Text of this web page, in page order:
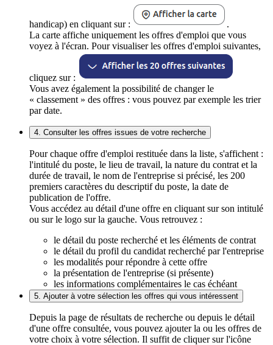
handicap) en cliquant sur :
.
La carte affiche uniquement les offres d'emploi que vous
voyez à l'écran. Pour visualiser les offres d'emploi suivantes,
cliquez sur :
Vous avez également la possibilité de changer le
« classement » des offres : vous pouvez par exemple les trier
par date.
4. Consulter les offres issues de votre recherche
Pour chaque offre d'emploi restituée dans la liste, s'affichent :
l'intitulé du poste, le lieu de travail, la nature du contrat et la
durée de travail, le nom de l'entreprise si précisé, les 200
premiers caractères du descriptif du poste, la date de
publication de l'offre.
Vous accédez au détail d'une offre en cliquant sur son intitulé
ou sur le logo sur la gauche. Vous retrouvez :
le détail du poste recherché et les éléments de contrat
le détail du profil du candidat recherché par l'entreprise
les modalités pour répondre à cette offre
la présentation de l'entreprise (si présente)
les informations complémentaires le cas échéant
5. Ajouter à votre sélection les offres qui vous intéressent
Depuis la page de résultats de recherche ou depuis le détail
d'une offre consultée, vous pouvez ajouter la ou les offres de
votre choix à votre sélection. Il suffit de cliquer sur l'icône